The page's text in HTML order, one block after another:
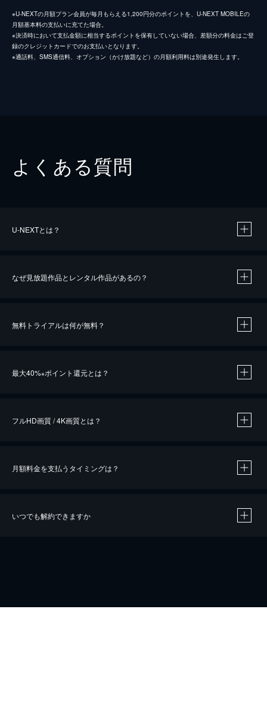
※U-NEXTの月額プラン会員が毎月もらえる1,200円分のポイントを、U-NEXT MOBILEの
月額基本料の支払いに充てた場合。
※決済時において支払金額に相当するポイントを保有していない場合、差額分の料金はご登
録のクレジットカードでのお支払いとなります。
※通話料、SMS通信料、オプション（かけ放題など）の月額利用料は別途発生します。
よくある質問
U-NEXTとは？
なぜ見放題作品とレンタル作品があるの？
無料トライアルは何が無料？
最大40%※ポイント還元とは？
※40％ポイント還元の対象は、クレジットカード決済による作品の購入 / レンタルです。
フルHD画質 / 4K画質とは？
月額料金を支払うタイミングは？
いつでも解約できますか